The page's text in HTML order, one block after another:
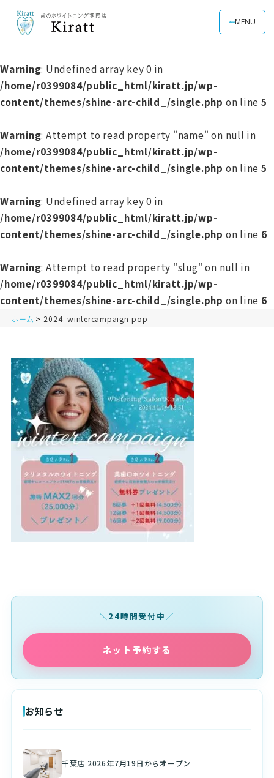
MENU
Warning: Undefined array key 0 in
/home/r0399084/public_html/kiratt.jp/wp-
content/themes/shine-arc-child_/single.php on line 5
Warning: Attempt to read property "name" on null in
/home/r0399084/public_html/kiratt.jp/wp-
content/themes/shine-arc-child_/single.php on line 5
Warning: Undefined array key 0 in
/home/r0399084/public_html/kiratt.jp/wp-
content/themes/shine-arc-child_/single.php on line 6
Warning: Attempt to read property "slug" on null in
/home/r0399084/public_html/kiratt.jp/wp-
content/themes/shine-arc-child_/single.php on line 6
ホーム 2024_wintercampaign-pop
24時間受付中
ネット予約する
お知らせ
千葉店 2026年7月19日からオープン